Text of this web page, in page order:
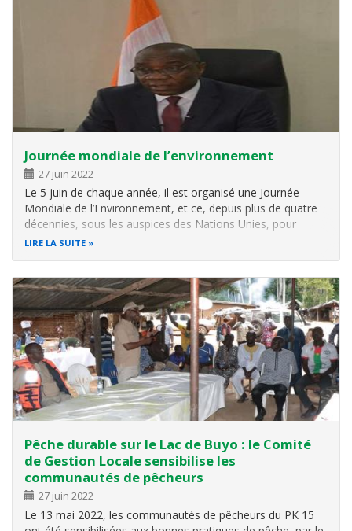
Journée mondiale de l’environnement
27 juin 2022
Le 5 juin de chaque année, il est organisé une Journée
Mondiale de l’Environnement, et ce, depuis plus de quatre
décennies, sous les auspices des Nations Unies, pour
rappeler à la conscience des citoyens des différents Etats,
LIRE LA SUITE
Pêche durable sur le Lac de Buyo : le Comité
de Gestion Locale sensibilise les
communautés de pêcheurs
27 juin 2022
Le 13 mai 2022, les communautés de pêcheurs du PK 15